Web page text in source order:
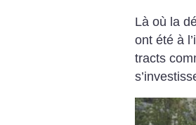
Là où la
ont été à
tracts